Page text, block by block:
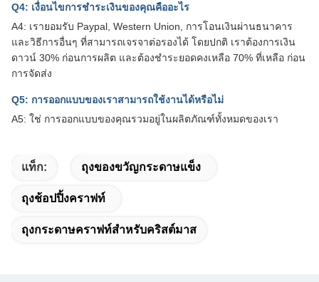
Q4: เงื่อนไขการชำระเงินของคุณคืออะไร
A4: เรายอมรับ Paypal, Western Union, การโอนเงินผ่านธนาคาร
และวิธีการอื่นๆ ที่สามารถเจรจาต่อรองได้ โดยปกติ เราต้องการเงิน
ดาวน์ 30% ก่อนการผลิต และต้องชำระยอดคงเหลือ 70% ที่เหลือ ก่อน
การจัดส่ง
Q5: การออกแบบของเราสามารถใช้งานได้หรือไม่
A5: ใช่ การออกแบบของคุณรวมอยู่ในผลิตภัณฑ์ทั้งหมดของเรา
แท็ก: ถุงของขวัญกระดาษแข็ง
ถุงช้อปปิ้งคราฟท์
ถุงกระดาษคราฟท์สำหรับคริสต์มาส